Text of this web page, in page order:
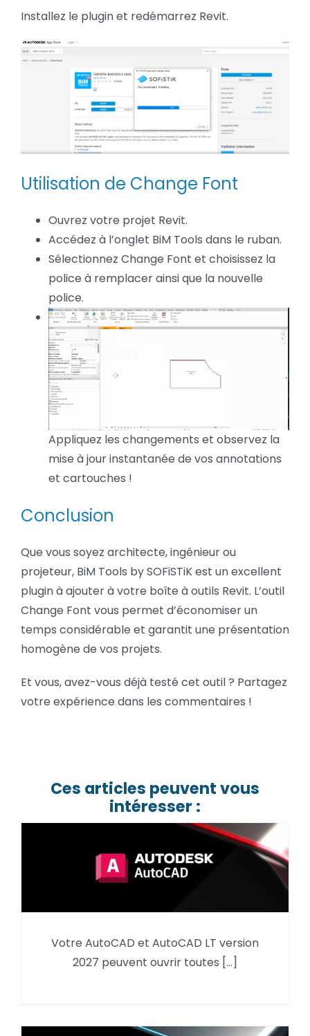
Installez le plugin et redémarrez Revit.
Utilisation de Change Font
Ouvrez votre projet Revit.
Accédez à l’onglet BiM Tools dans le ruban.
Sélectionnez Change Font et choisissez la
police à remplacer ainsi que la nouvelle
police.
Appliquez les changements et observez la
mise à jour instantanée de vos annotations
et cartouches !
Conclusion
Que vous soyez architecte, ingénieur ou
projeteur, BiM Tools by SOFiSTiK est un excellent
plugin à ajouter à votre boîte à outils Revit. L’outil
Change Font vous permet d’économiser un
temps considérable et garantit une présentation
homogène de vos projets.
Et vous, avez-vous déjà testé cet outil ? Partagez
votre expérience dans les commentaires !
Ces articles peuvent vous
intéresser :
AutoCAD et les versions DWG et
DXF compatibilité et conversion
Votre AutoCAD et AutoCAD LT version
2027 peuvent ouvrir toutes [...]